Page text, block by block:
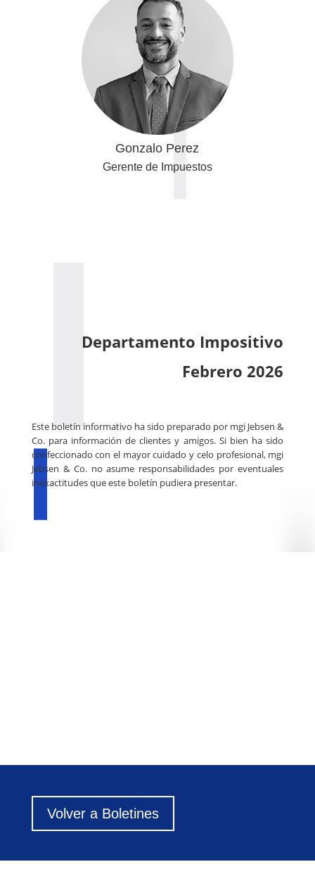
Gonzalo Perez
Gerente de Impuestos
Departamento Impositivo
Febrero 2026
Este boletín informativo ha sido preparado por mgi Jebsen &
Co. para información de clientes y amigos. Si bien ha sido
confeccionado con el mayor cuidado y celo profesional, mgi
Jebsen & Co. no asume responsabilidades por eventuales
inexactitudes que este boletín pudiera presentar.
Volver a Boletines